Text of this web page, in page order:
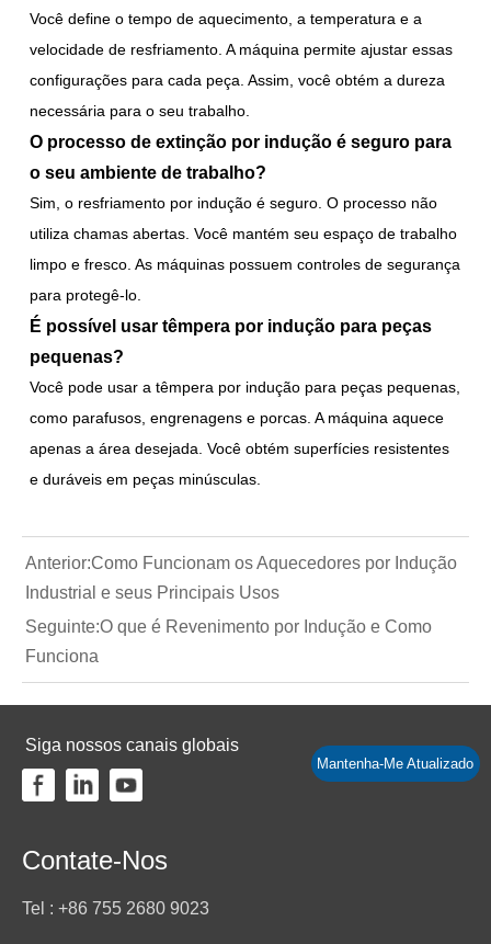
Você define o tempo de aquecimento, a temperatura e a
velocidade de resfriamento. A máquina permite ajustar essas
configurações para cada peça. Assim, você obtém a dureza
necessária para o seu trabalho.
O processo de extinção por indução é seguro para
o seu ambiente de trabalho?
Sim, o resfriamento por indução é seguro. O processo não
utiliza chamas abertas. Você mantém seu espaço de trabalho
limpo e fresco. As máquinas possuem controles de segurança
para protegê-lo.
É possível usar têmpera por indução para peças
pequenas?
Você pode usar a têmpera por indução para peças pequenas,
como parafusos, engrenagens e porcas. A máquina aquece
apenas a área desejada. Você obtém superfícies resistentes
e duráveis em peças minúsculas.
Anterior:Como Funcionam os Aquecedores por Indução
Industrial e seus Principais Usos
Seguinte:O que é Revenimento por Indução e Como
Funciona
Siga nossos canais globais
Mantenha-Me Atualizado
Contate-Nos
Tel : +86 755 2680 9023